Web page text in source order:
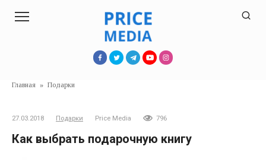
Главная » Подарки
27.03.2018 Подарки Price Media 796
Как выбрать подарочную книгу